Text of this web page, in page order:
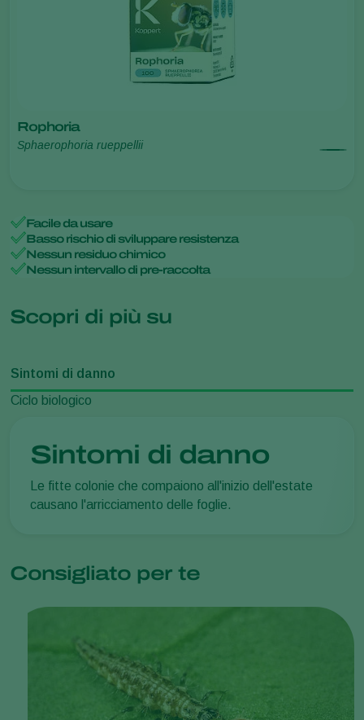
Rophoria
Sphaerophoria rueppellii
Facile da usare
Basso rischio di sviluppare resistenza
Nessun residuo chimico
Nessun intervallo di pre-raccolta
Scopri di più su
Sintomi di danno
Ciclo biologico
Sintomi di danno
Le fitte colonie che compaiono all'inizio dell'estate
causano l'arricciamento delle foglie.
Consigliato per te